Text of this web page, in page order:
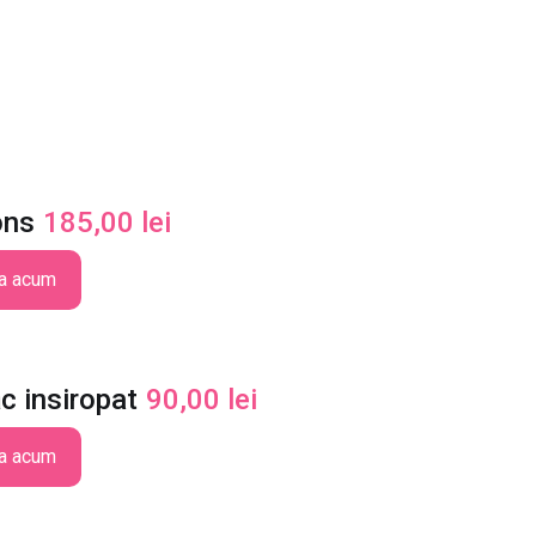
185,00 lei
acum
insiropat 90,00 lei
acum